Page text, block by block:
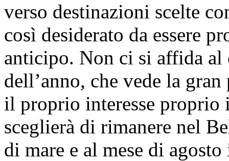
verso destinazioni scelte
così desiderato da essere
anticipo. Non ci si affida al
dell’anno, che vede la
il proprio interesse
sceglierà di rimanere nel
di mare e al mese di